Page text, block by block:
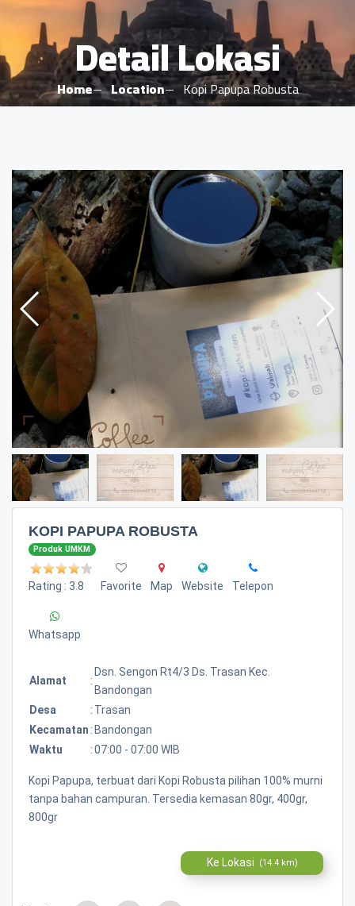
Detail Lokasi
Home Location Kopi Papupa Robusta
KOPI PAPUPA ROBUSTA
Produk UMKM
Rating : 3.8 Favorite Map Website Telepon
Whatsapp
Alamat :
Dsn. Sengon Rt4/3 Ds. Trasan Kec.
Bandongan
Desa
: Trasan
Kecamatan : Bandongan
Waktu
:07:00 - 07:00 WIB
Kopi Papupa, terbuat dari Kopi Robusta pilihan 100% murni
tanpa bahan campuran. Tersedia kemasan 80gr, 400gr,
800gr
Ke Lokasi (14.4 km)